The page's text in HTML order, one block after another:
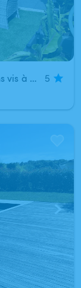
Belle piscine au calme chauffée et sans vis à vis
5